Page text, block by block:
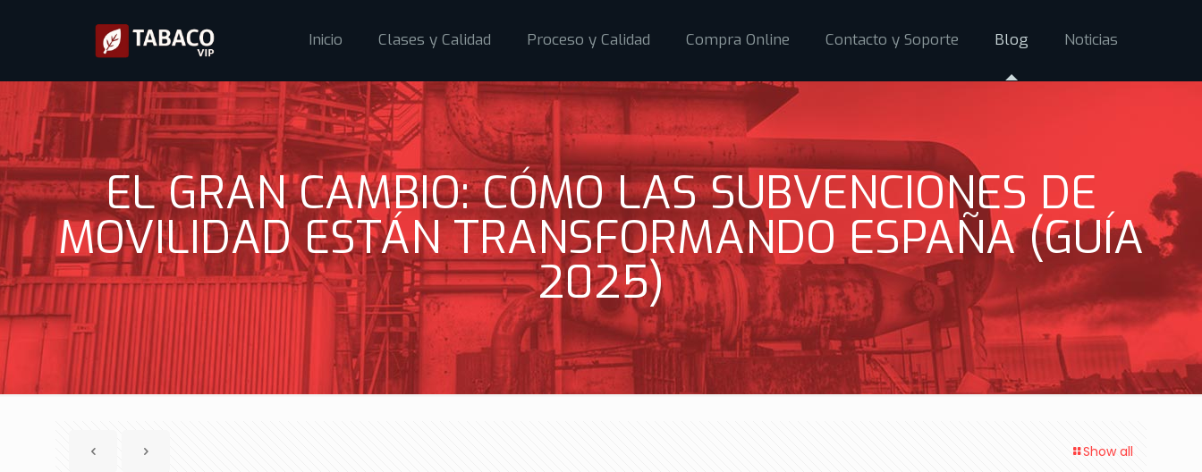
Inicio Clases y Calidad Proceso y Calidad Compra Online Contacto y Soporte Blog Noticias
EL GRAN CAMBIO: CÓMO LAS SUBVENCIONES DE
MOVILIDAD ESTÁN TRANSFORMANDO ESPAÑA (GUÍA
2025)
Show all